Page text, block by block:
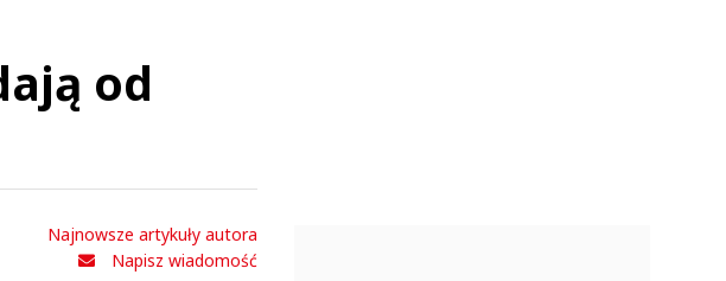
od
Najnowsze artykuły autora
Napisz wiadomość